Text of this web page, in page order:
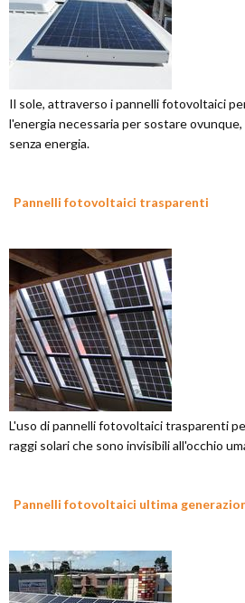
Il sole, attraverso i pannelli fotovoltaici
l'energia necessaria per sostare
senza energia.
Pannelli fotovoltaici trasparenti
L'uso di pannelli fotovoltaici trasparenti
raggi solari che sono invisibili all'occhio
Pannelli fotovoltaici ultima